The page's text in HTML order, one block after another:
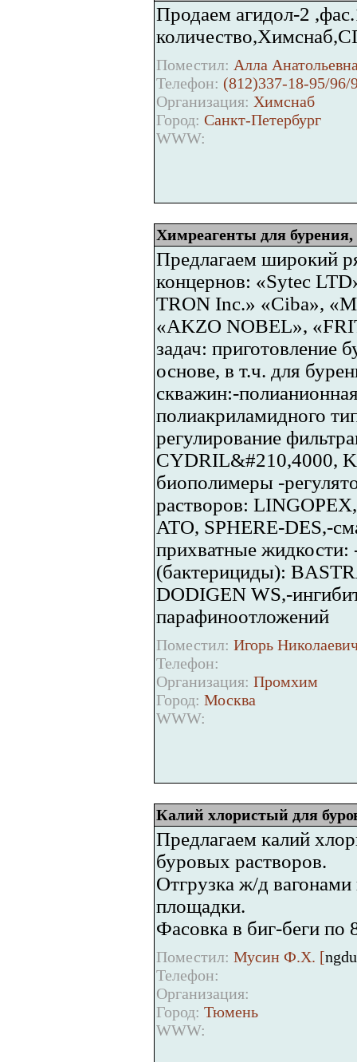
Продаем агидол-2
Поместил: Алла
Телефон: (812)337-18-95/96/
Организация: Химснаб
Город: Санкт-Петербург
WWW:
Химреагенты для
Предлагаем широкий
концернов: «Sytec
TRON Inc.» «Ciba»,
«AKZO NOBEL»,
задач: приготовление
основе, в т.ч. для
скважин:-
полиакриламидного
регулирование
CYDRIL&#210,4000,
биополимеры -
растворов:
ATO, SPHERE-DES,-
прихватные жидкости:
(бактерициды):
DODIGEN WS,-
парафиноотложений
Поместил: Игорь
Телефон:
Организация: Промхим
Город: Москва
WWW:
Калий хлористый для
Предлагаем калий
буровых растворов.
Отгрузка ж/д
площадки.
Фасовка в биг-беги по
Поместил: Мусин Ф.Х. [
Телефон:
Организация:
Город: Тюмень
WWW: